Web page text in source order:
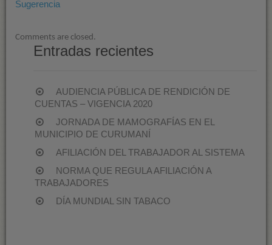
Sugerencia
Comments are closed.
Entradas recientes
AUDIENCIA PÚBLICA DE RENDICIÓN DE
CUENTAS – VIGENCIA 2020
JORNADA DE MAMOGRAFÍAS EN EL
MUNICIPIO DE CURUMANÍ
AFILIACIÓN DEL TRABAJADOR AL SISTEMA
NORMA QUE REGULA AFILIACIÓN A
TRABAJADORES
DÍA MUNDIAL SIN TABACO